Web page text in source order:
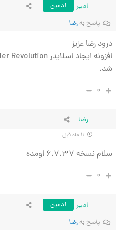
امیر
ادمین
پاسخ بهرضا
درود رضا عزیز
شد.
۰
رضا
سلام نسخه ۶.۷.۳۷ اومده
۰
امیر
ادمین
پاسخ بهرضا